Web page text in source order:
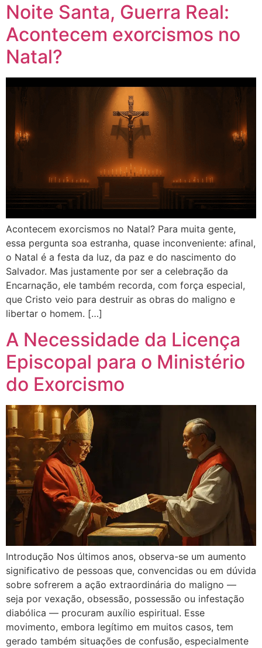
Noite Santa, Guerra Real:
Acontecem exorcismos no
Natal?
Acontecem exorcismos no Natal? Para muita gente,
essa pergunta soa estranha, quase inconveniente: afinal,
o Natal é a festa da luz, da paz e do nascimento do
Salvador. Mas justamente por ser a celebração da
Encarnação, ele também recorda, com força especial,
que Cristo veio para destruir as obras do maligno e
libertar o homem. […]
A Necessidade da Licença
Episcopal para o Ministério
do Exorcismo
Introdução Nos últimos anos, observa-se um aumento
significativo de pessoas que, convencidas ou em dúvida
sobre sofrerem a ação extraordinária do maligno —
seja por vexação, obsessão, possessão ou infestação
diabólica — procuram auxílio espiritual. Esse
movimento, embora legítimo em muitos casos, tem
gerado também situações de confusão, especialmente